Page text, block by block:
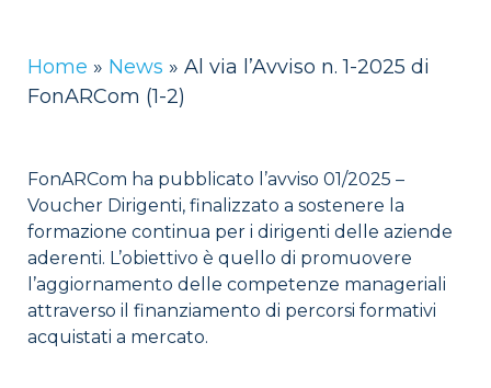
Home » News » Al via l’Avviso n. 1-2025 di
FonARCom (1-2)
FonARCom ha pubblicato l’avviso 01/2025 –
Voucher Dirigenti, finalizzato a sostenere la
formazione continua per i dirigenti delle aziende
aderenti. L’obiettivo è quello di promuovere
l’aggiornamento delle competenze manageriali
attraverso il finanziamento di percorsi formativi
acquistati a mercato.